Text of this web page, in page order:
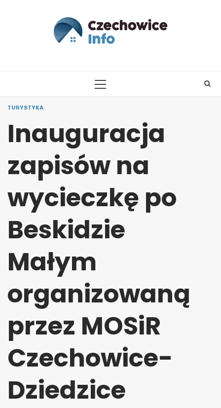
PRIMARY
TURYSTYKA
Inauguracja
zapisów na
wycieczkę po
Beskidzie
Małym
organizowaną
przez MOSiR
Czechowice-
Dziedzice